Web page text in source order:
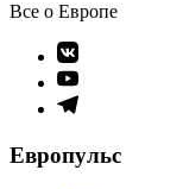
Все о Европе
Элемент
меню
Элемент
меню
Элемент
Европульс